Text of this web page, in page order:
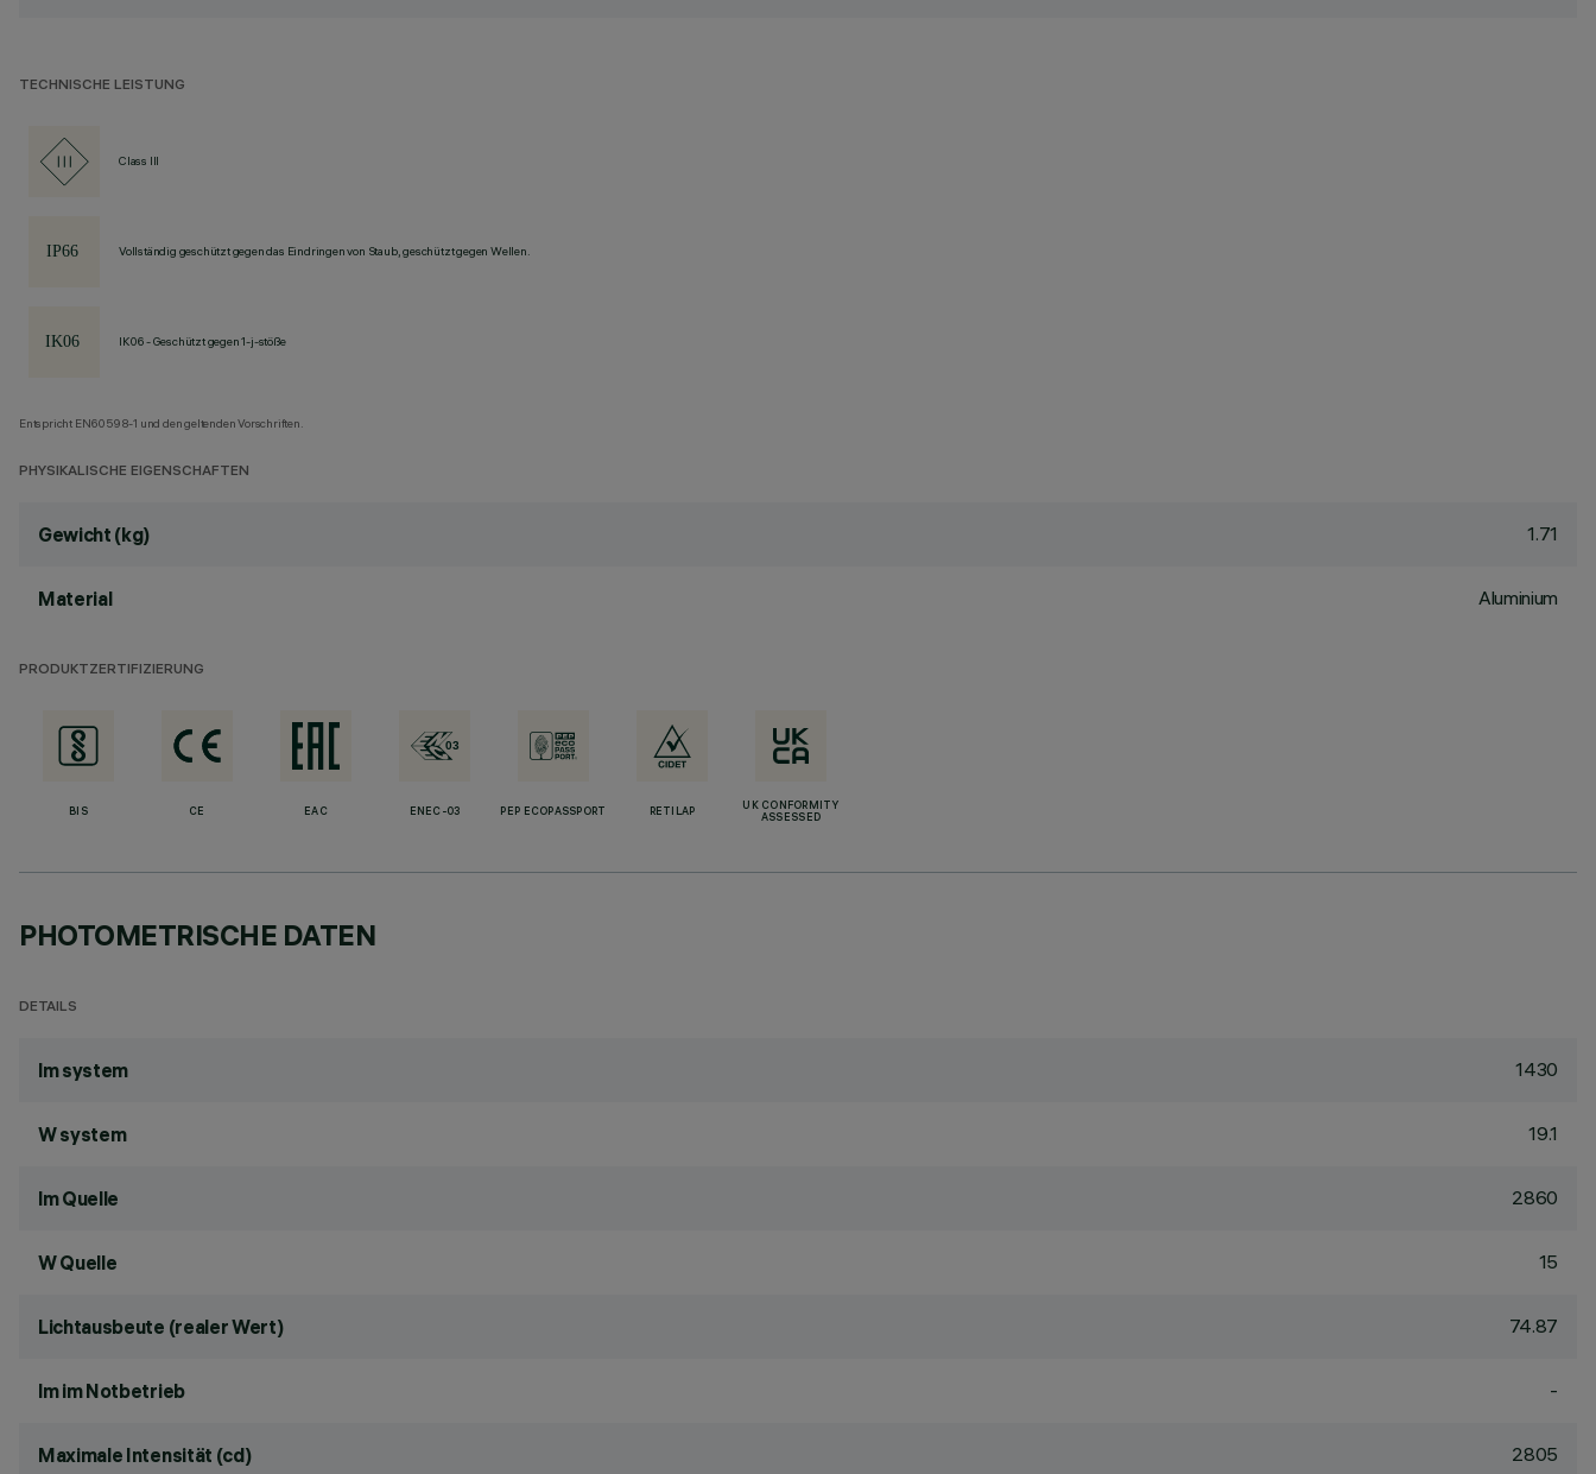
TECHNISCHE LEISTUNG
Class III
Vollständig geschützt gegen das Eindringen von Staub, geschützt gegen Wellen.
IK06 - Geschützt gegen 1-j-stöße
Entspricht EN60598-1 und den geltenden Vorschriften.
PHYSIKALISCHE EIGENSCHAFTEN
Gewicht (kg) 1.71
Material Aluminium
PRODUKTZERTIFIZIERUNG
BIS CE EAC ENEC-03 PEP ECOPASSPORT RETILAP
UK CONFORMITY
ASSESSED
PHOTOMETRISCHE DATEN
DETAILS
lm system 1430
W system 19.1
lm Quelle 2860
W Quelle 15
Lichtausbeute (realer Wert) 74.87
lm im Notbetrieb -
Maximale Intensität (cd) 2805